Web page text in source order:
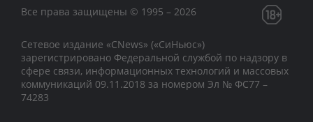
Все права защищены © 1995 – 2026
Сетевое издание «CNews» («СиНьюс»)
зарегистрировано Федеральной службой по надзору в
сфере связи, информационных технологий и массовых
коммуникаций 09.11.2018 за номером Эл № ФС77 –
74283